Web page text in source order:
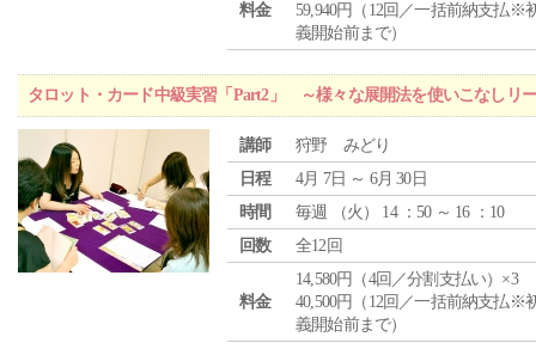
料金
59,940円（12回／一括前納支払※
義開始前まで）
タロット・カード中級実習「Part2」 ～様々な展開法を使いこなしリ
講師
狩野 みどり
日程
4月 7日 ～ 6月 30日
時間
毎週 （火 ） 14 ：50 ～ 16 ：10
回数
全12回
料金
14,580円（4回／分割支払い）×3
40,500円（12回／一括前納支払※
義開始前まで）